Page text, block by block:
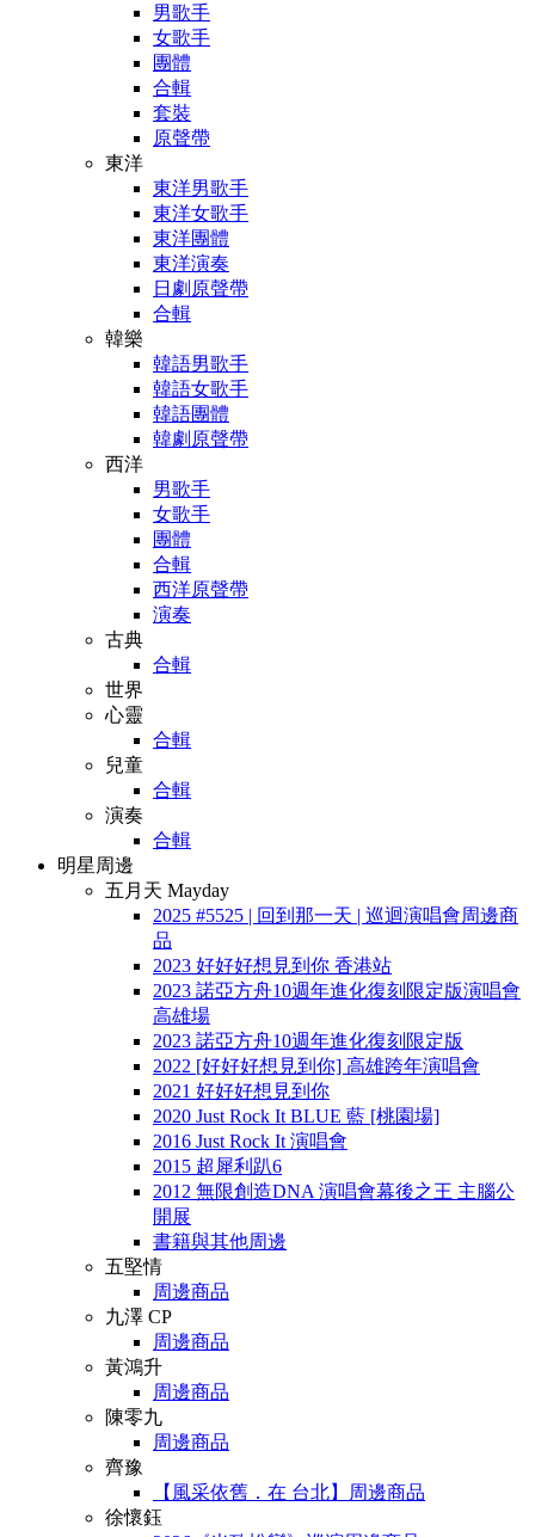
男歌手
女歌手
團體
合輯
套裝
原聲帶
東洋
東洋男歌手
東洋女歌手
東洋團體
東洋演奏
日劇原聲帶
合輯
韓樂
韓語男歌手
韓語女歌手
韓語團體
韓劇原聲帶
西洋
男歌手
女歌手
團體
合輯
西洋原聲帶
演奏
古典
合輯
世界
心靈
合輯
兒童
合輯
演奏
合輯
明星周邊
五月天 Mayday
2025 #5525 | 回到那一天 | 巡迴演唱會周邊商
品
2023 好好好想見到你 香港站
2023 諾亞方舟10週年進化復刻限定版演唱會
高雄場
2023 諾亞方舟10週年進化復刻限定版
2022 [好好好想見到你] 高雄跨年演唱會
2021 好好好想見到你
2020 Just Rock It BLUE 藍 [桃園場]
2016 Just Rock It 演唱會
2015 超犀利趴6
2012 無限創造DNA 演唱會幕後之王 主腦公
開展
書籍與其他周邊
五堅情
周邊商品
九澤 CP
周邊商品
黃鴻升
周邊商品
陳零九
周邊商品
齊豫
【風采依舊．在 台北】周邊商品
徐懷鈺